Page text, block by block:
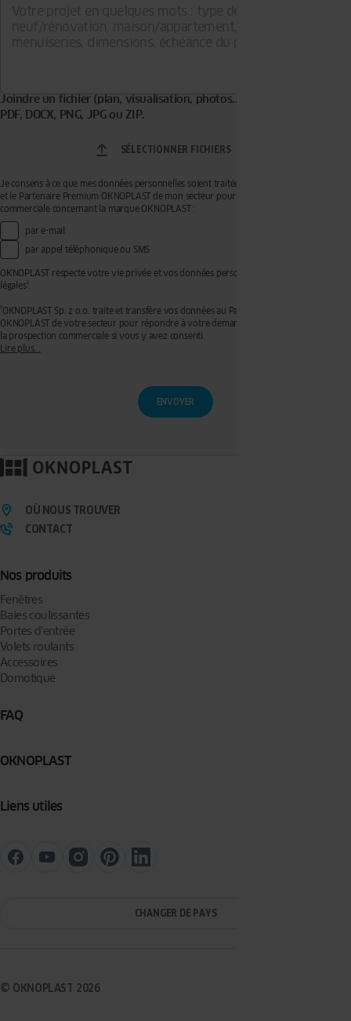
Joindre un fichier (plan, visualisation, photos...). Formats acceptés :
PDF, DOCX, PNG, JPG ou ZIP.
SÉLECTIONNER FICHIERS
Je consens à ce que mes données personnelles soient traitées par OKNOPLAST Sp. z o.o.
et le Partenaire Premium OKNOPLAST de mon secteur pour recevoir de la prospection
commerciale concernant la marque OKNOPLAST :
par e-mail
par appel téléphonique ou SMS
OKNOPLAST respecte votre vie privée et vos données personnelles, voir mentions
légales¹.
¹OKNOPLAST Sp. z o.o. traite et transfère vos données au Partenaire Premium
OKNOPLAST de votre secteur pour répondre à votre demande de devis et effectuer de
la prospection commerciale si vous y avez consenti.
l’établissement de votre devis. Vous disposez d'un droit d'accès, de rectification, de
retrait de votre consentement ainsi que d'un droit à l'effacement, à la limitation du
traitement et à la portabilité que vous pouvez exercer en écrivant à l’adresse :
Lire plus...
Nos produits
Fenêtres
Baies coulissantes
Portes d’entrée
Volets roulants
Accessoires
Domotique
FAQ
OKNOPLAST
Liens utiles
OÙ NOUS TROUVER
CONTACT
CHANGER DE PAYS
© OKNOPLAST 2026